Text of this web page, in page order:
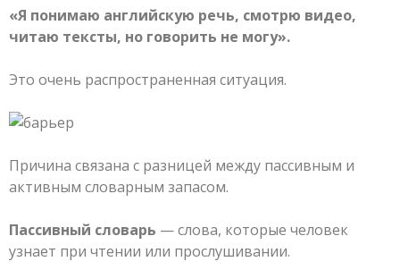
«Я понимаю английскую речь, смотрю видео,
читаю тексты, но говорить не могу».
Это очень распространенная ситуация.
Причина связана с разницей между пассивным и
активным словарным запасом.
Пассивный словарь — слова, которые человек
узнает при чтении или прослушивании.